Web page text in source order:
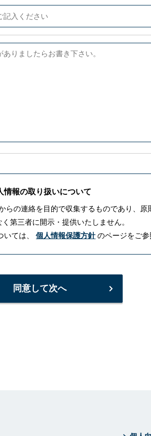
情報の取り扱いについて
らの連絡を目的で収集するものであり、原
第三者に開示・提供いたしません。
いては、個人情報保護方針のページをご
同意して次へ